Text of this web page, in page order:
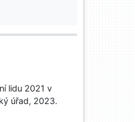
lidu 2021 v
úřad, 2023.